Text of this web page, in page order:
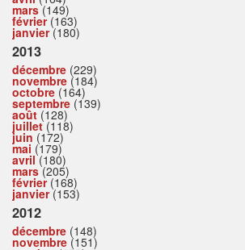
mars(149)
février(163)
janvier(180)
2013
décembre (229)
novembre (184)
octobre (164)
septembre (139)
août (128)
juillet(118)
juin (172)
mai (179)
avril(180)
mars(205)
février(168)
janvier(153)
2012
décembre (148)
novembre (151)